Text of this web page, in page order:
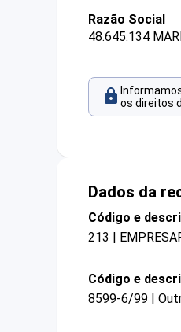
Razão Social
48.645.134
os direitos
Dados da
Código e
213 |
Código e
8599-6/99 |